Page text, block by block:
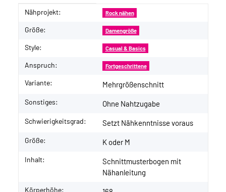
Produkteigenschaft
Wert
Nähprojekt: Rock nähen
Größe: Damengröße
Style: Casual & Basics
Anspruch: Fortgeschrittene
Variante: Mehrgrößenschnitt
Sonstiges: Ohne Nahtzugabe
Schwierigkeitsgrad: Setzt Nähkenntnisse voraus
Größe: K oder M
Inhalt:
Schnittmusterbogen mit
Nähanleitung
Körperhöhe: